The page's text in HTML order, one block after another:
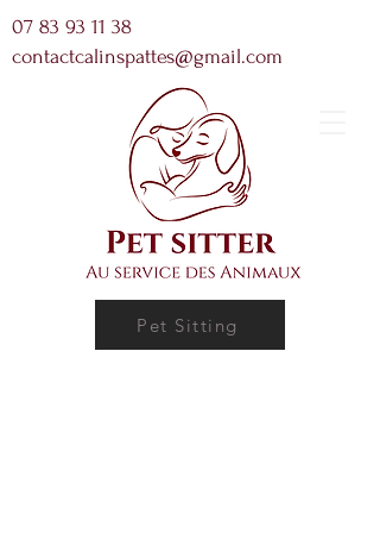
07 83 93 11 38
contactcalinspattes@gmail.com
Pet Sitting